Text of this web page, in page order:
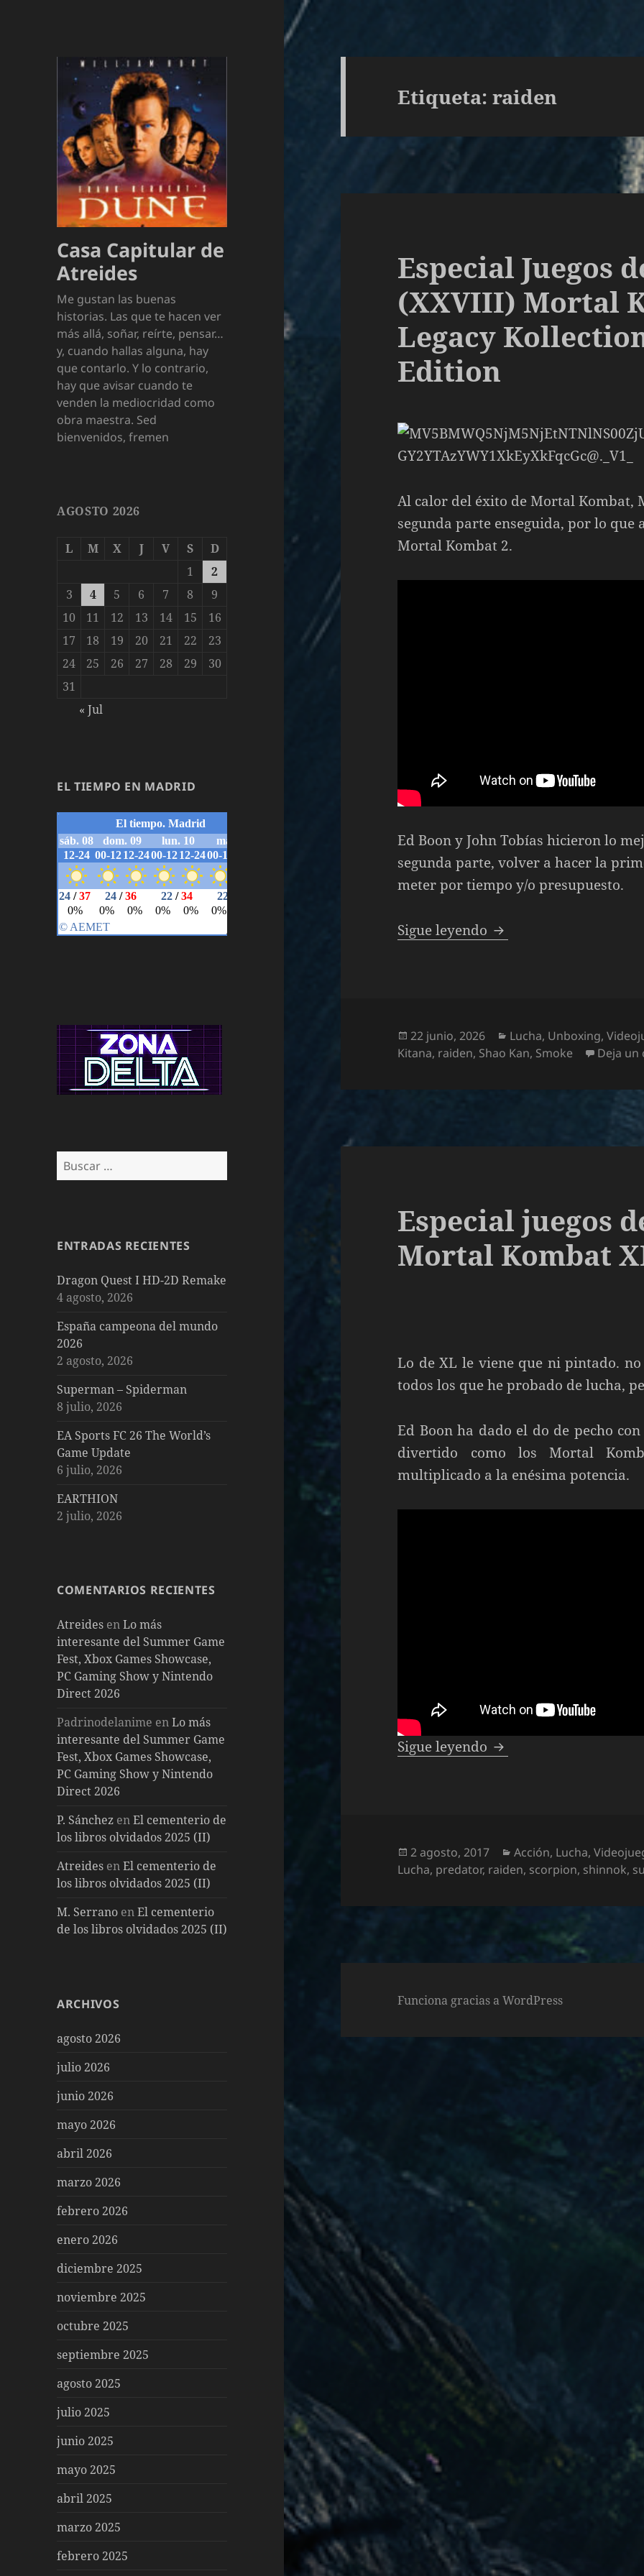
Casa Capitular de
Atreides
Me gustan las buenas
historias. Las que te hacen ver
más allá, soñar, reírte, pensar…
y, cuando hallas alguna, hay
que contarlo. Y lo contrario,
hay que avisar cuando te
venden la mediocridad como
obra maestra. Sed
bienvenidos, fremen
AGOSTO 2026
L M X J V S
D
1
2
3
4 5 6 7 8
9
10
11 12 13 14 15
16
17
18 19 20 21 22
23
24
25 26 27 28 29
30
31
« Jul
EL TIEMPO EN MADRID
Buscar:
ENTRADAS RECIENTES
Dragon Quest I HD-2D Remake
4 agosto, 2026
España campeona del mundo
2026
2 agosto, 2026
Superman – Spiderman
8 julio, 2026
EA Sports FC 26 The World’s
Game Update
6 julio, 2026
EARTHION
2 julio, 2026
COMENTARIOS RECIENTES
Atreides enLo más
interesante del Summer Game
Fest, Xbox Games Showcase,
PC Gaming Show y Nintendo
Direct 2026
Padrinodelanime enLo más
interesante del Summer Game
Fest, Xbox Games Showcase,
PC Gaming Show y Nintendo
Direct 2026
P. Sánchez enEl cementerio de
los libros olvidados 2025 (II)
Atreides enEl cementerio de
los libros olvidados 2025 (II)
M. Serrano enEl cementerio
de los libros olvidados 2025 (II)
ARCHIVOS
agosto 2026
julio 2026
junio 2026
mayo 2026
abril 2026
marzo 2026
febrero 2026
enero 2026
diciembre 2025
noviembre 2025
octubre 2025
septiembre 2025
agosto 2025
julio 2025
junio 2025
mayo 2025
abril 2025
marzo 2025
febrero 2025
Etiqueta:raiden
Especial Juegos
(XXVIII) Mortal
Legacy
Edition
Al calor del éxito de Mortal Kombat,
segunda parte enseguida, por lo que
Mortal Kombat 2.
Ed Boon y John Tobías hicieron lo
segunda parte, volver a hacer la
meter por tiempo y/o presupuesto.
Sigue leyendo Especial Juegos de
Publicado
el
22 junio, 2026 Categorías
Lucha, Unboxing,
Kitana, raiden, Shao Kan, Smoke Deja un
Especial juegos
Mortal Kombat
Lo de XL le viene que ni pintado.
todos los que he probado de lucha,
Ed Boon ha dado el do de pecho
divertido como los Mortal
multiplicado a la enésima potencia.
Sigue leyendo Especial juegos de
Publicado
el
2 agosto, 2017 Categorías
Acción, Lucha,
Lucha, predator, raiden, scorpion, shinnok,
Funciona gracias a WordPress